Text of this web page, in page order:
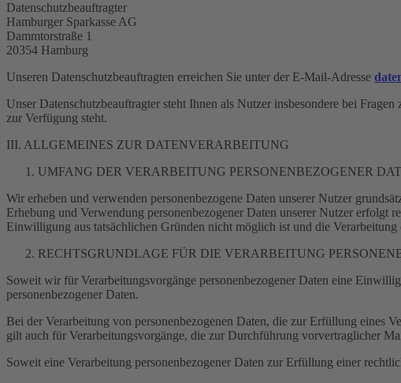
Datenschutzbeauftragter
Hamburger Sparkasse AG
Dammtorstraße 1
20354 Hamburg
Unseren Datenschutzbeauftragten erreichen Sie unter der E-Mail-Adresse
Unser Datenschutzbeauftragter steht Ihnen als Nutzer insbesondere bei
zur Verfügung steht.
III. ALLGEMEINES ZUR DATENVERARBEITUNG
UMFANG DER VERARBEITUNG PERSONENBEZOGENER
Wir erheben und verwenden personenbezogene Daten unserer Nutzer
Erhebung und Verwendung personenbezogener Daten unserer Nutzer
Einwilligung aus tatsächlichen Gründen nicht möglich ist und die
RECHTSGRUNDLAGE FÜR DIE VERARBEITUNG
Soweit wir für Verarbeitungsvorgänge personenbezogener Daten eine
personenbezogener Daten.
Bei der Verarbeitung von personenbezogenen Daten, die zur Erfüllung eines
gilt auch für Verarbeitungsvorgänge, die zur Durchführung vorvertraglicher
Soweit eine Verarbeitung personenbezogener Daten zur Erfüllung einer